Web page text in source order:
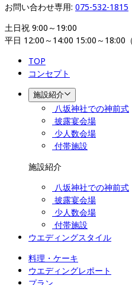
お問い合わせ専用: 075-532-1815
土日祝 9:00～19:00
平日 12:00～14:00 15:00～18:00
TOP
コンセプト
施設紹介
八坂神社での神前式
披露宴会場
少人数会場
付帯施設
施設紹介
八坂神社での神前式
披露宴会場
少人数会場
付帯施設
ウエディングスタイル
料理・ケーキ
ウエディングレポート
プラン